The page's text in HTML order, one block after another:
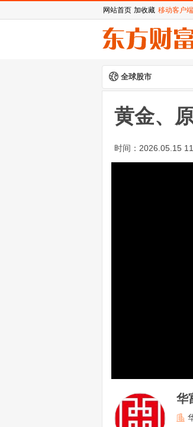
全球股市
黄金、
时间： 2026.05.15
华
网站首页 加收藏 移动客户端